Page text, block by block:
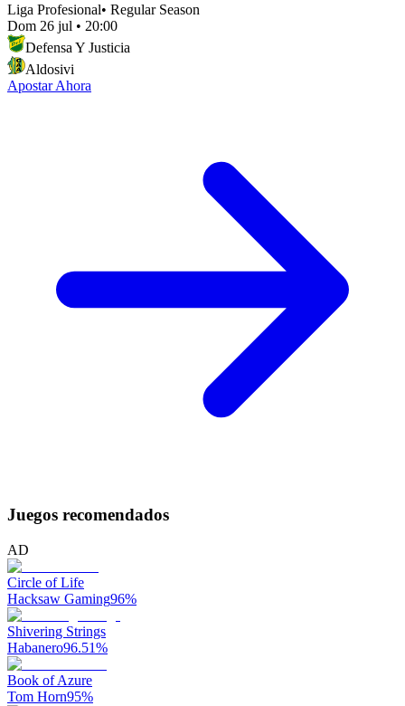
Liga Profesional• Regular Season
Dom 26 jul • 20:00
Defensa Y Justicia
Aldosivi
Apostar Ahora
Juegos recomendados
AD
Circle of Life
Hacksaw Gaming96%
Shivering Strings
Habanero96.51%
Book of Azure
Tom Horn95%